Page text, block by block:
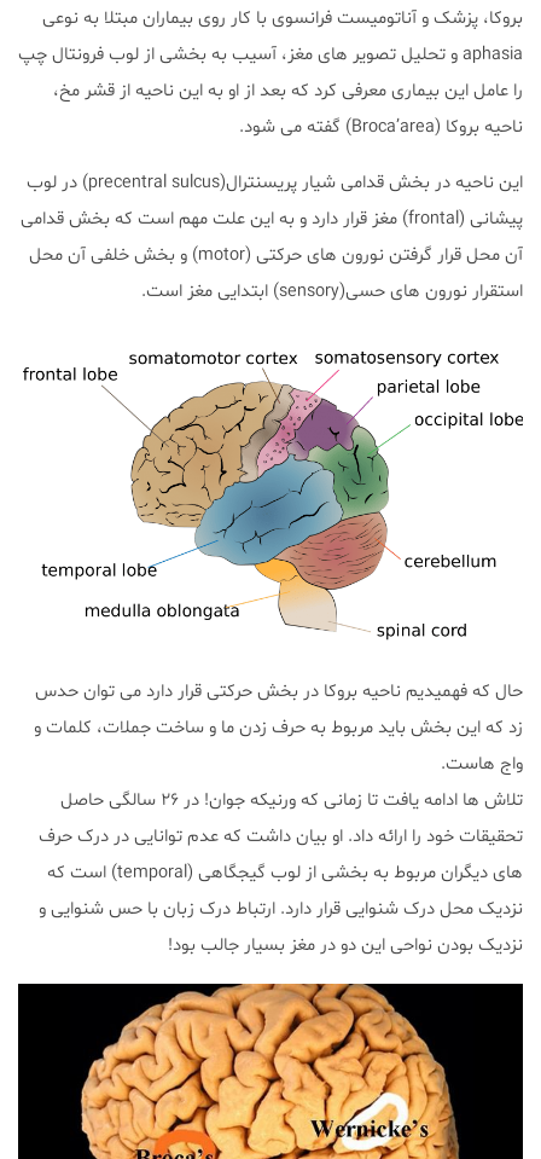
بروکا، پزشک و آناتومیست فرانسوی با کار روی بیماران مبتلا به نوعی
aphasia و تحلیل تصویر های مغز، آسیب به بخشی از لوب فرونتال چپ
را عامل این بیماری معرفی کرد که بعد از او به این ناحیه از قشر مخ،
ناحیه بروکا (Broca’area) گفته می شود.
این ناحیه در بخش قدامی شیار پریسنترال(precentral sulcus) در لوب
پیشانی (frontal) مغز قرار دارد و به این علت مهم است که بخش قدامی
آن محل قرار گرفتن نورون های حرکتی (motor) و بخش خلفی آن محل
استقرار نورون های حسی(sensory) ابتدایی مغز است.
حال که فهمیدیم ناحیه بروکا در بخش حرکتی قرار دارد می توان حدس
زد که این بخش باید مربوط به حرف زدن ما و ساخت جملات، کلمات و
واج هاست.
تلاش ها ادامه یافت تا زمانی که ورنیکه جوان! در ۲۶ سالگی حاصل
تحقیقات خود را ارائه داد. او بیان داشت که عدم توانایی در درک حرف
های دیگران مربوط به بخشی از لوب گیجگاهی (temporal) است که
نزدیک محل درک شنوایی قرار دارد. ارتباط درک زبان با حس شنوایی و
نزدیک بودن نواحی این دو در مغز بسیار جالب بود!